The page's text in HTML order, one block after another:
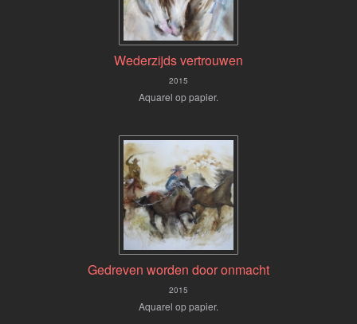
Wederzijds vertrouwen
2015
Aquarel op papier.
Gedreven worden door onmacht
2015
Aquarel op papier.